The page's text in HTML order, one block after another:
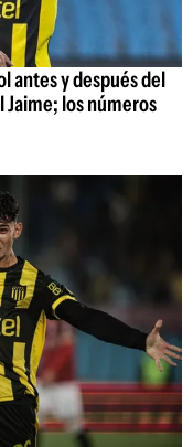
antes y después del
Jaime; los números